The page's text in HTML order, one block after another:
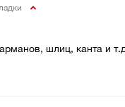
шлиц, канта и